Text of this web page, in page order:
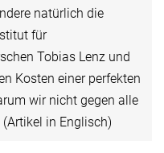
natürlich die
für
Tobias Lenz und
Kosten einer perfekten
wir nicht gegen alle
in Englisch)